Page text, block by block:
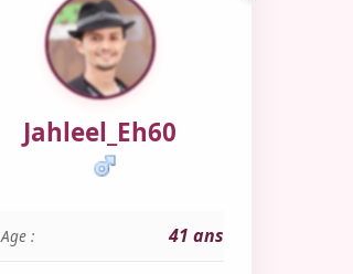
Jahleel_Eh60
Age : 41 ans